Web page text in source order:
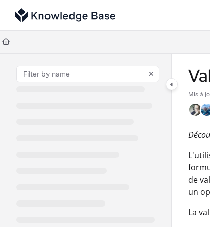
Documentation Index
Fetch the complete documentation index at:
Use this file to discover all available pages before exploring further.
Mis à
de
un
La